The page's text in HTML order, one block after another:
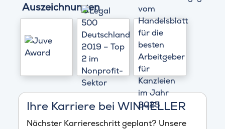
Auszeichnungen
Ihre Karriere bei WINHELLER
Nächster Karriereschritt geplant? Unsere